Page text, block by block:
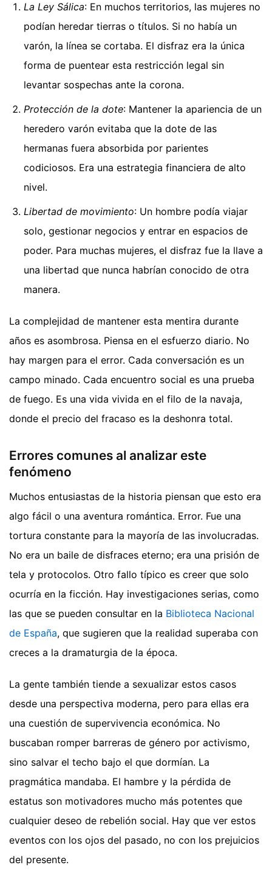
La Ley Sálica: En muchos territorios, las mujeres no
podían heredar tierras o títulos. Si no había un
varón, la línea se cortaba. El disfraz era la única
forma de puentear esta restricción legal sin
levantar sospechas ante la corona.
Protección de la dote: Mantener la apariencia de un
heredero varón evitaba que la dote de las
hermanas fuera absorbida por parientes
codiciosos. Era una estrategia financiera de alto
nivel.
Libertad de movimiento: Un hombre podía viajar
solo, gestionar negocios y entrar en espacios de
poder. Para muchas mujeres, el disfraz fue la llave a
una libertad que nunca habrían conocido de otra
manera.
La complejidad de mantener esta mentira durante
años es asombrosa. Piensa en el esfuerzo diario. No
hay margen para el error. Cada conversación es un
campo minado. Cada encuentro social es una prueba
de fuego. Es una vida vivida en el filo de la navaja,
donde el precio del fracaso es la deshonra total.
Errores comunes al analizar este
fenómeno
Muchos entusiastas de la historia piensan que esto era
algo fácil o una aventura romántica. Error. Fue una
tortura constante para la mayoría de las involucradas.
No era un baile de disfraces eterno; era una prisión de
tela y protocolos. Otro fallo típico es creer que solo
ocurría en la ficción. Hay investigaciones serias, como
las que se pueden consultar en la Biblioteca Nacional
de España, que sugieren que la realidad superaba con
creces a la dramaturgia de la época.
La gente también tiende a sexualizar estos casos
desde una perspectiva moderna, pero para ellas era
una cuestión de supervivencia económica. No
buscaban romper barreras de género por activismo,
sino salvar el techo bajo el que dormían. La
pragmática mandaba. El hambre y la pérdida de
estatus son motivadores mucho más potentes que
cualquier deseo de rebelión social. Hay que ver estos
eventos con los ojos del pasado, no con los prejuicios
del presente.